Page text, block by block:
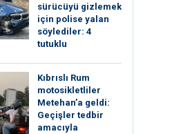
sürücüyü gizlemek
için polise yalan
söylediler: 4
tutuklu
Kıbrıslı Rum
motosikletliler
Metehan’a geldi:
Geçişler tedbir
amacıyla